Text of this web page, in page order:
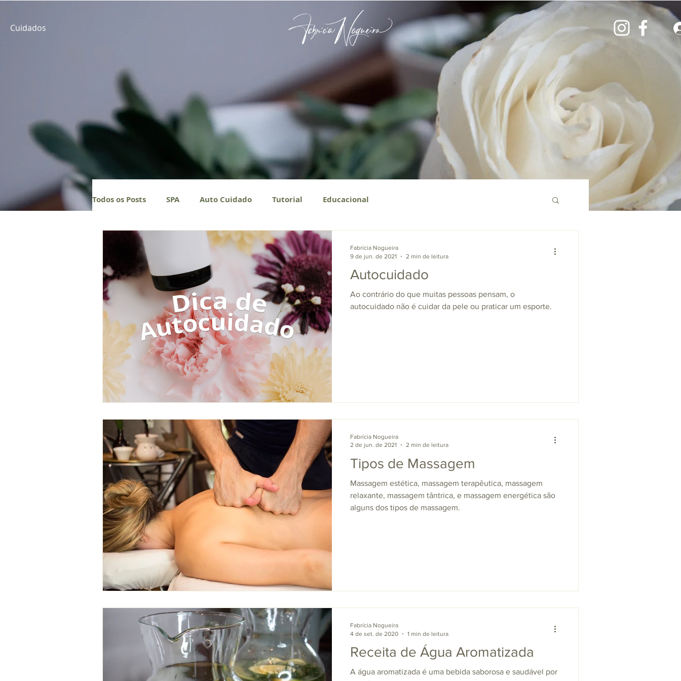
Cuidados
Todos os Posts SPA Auto Cuidado Tutorial Educacional
Autocuidado
Ao contrário do que muitas pessoas pensam, o
autocuidado não é cuidar da pele ou praticar um esporte.
Fabrícia Nogueira
9 de jun. de 2021
2 min de leitura
Tipos de Massagem
Massagem estética, massagem terapêutica, massagem
relaxante, massagem tântrica, e massagem energética são
alguns dos tipos de massagem.
Fabrícia Nogueira
2 de jun. de 2021
2 min de leitura
Receita de Água Aromatizada
A água aromatizada é uma bebida saborosa e saudável por
Fabrícia Nogueira
4 de set. de 2020
1 min de leitura